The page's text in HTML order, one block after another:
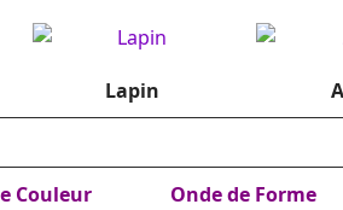
Lapin
Couleur Onde de Forme